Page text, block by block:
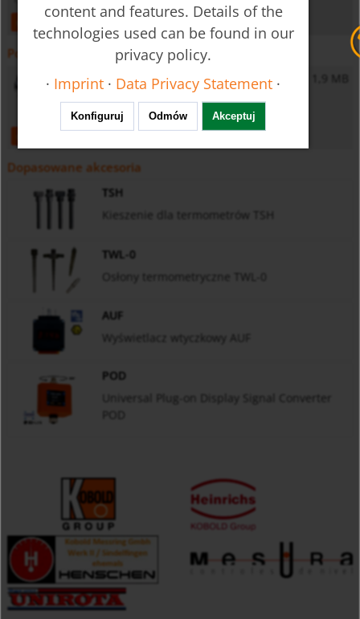
download
Pobrania
Software
Configuration Software - KM-Soft
1,9 MB
download
Dopasowane akcesoria
TSH
Kieszenie dla termometrów TSH
TWL-0
Osłony termometryczne TWL-0
AUF
Wyświetlacz wtyczkowy AUF
POD
Universal Plug-on Display Signal Converter
content and features. Details of the
technologies used can be found in our
privacy policy.
· Imprint · Data Privacy Statement ·
Konfiguruj Odmów Akceptuj